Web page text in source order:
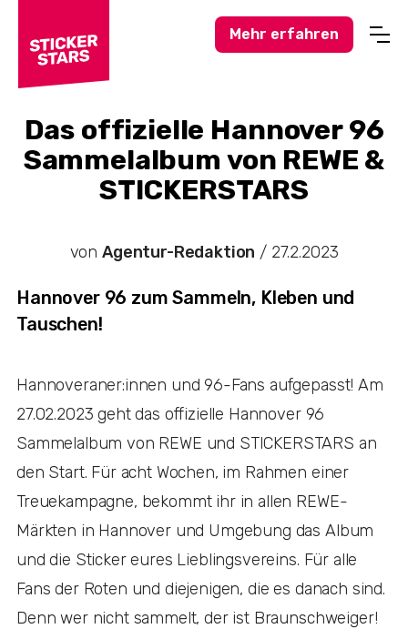
Amateursport
Feuerwehr-News
Karneval-Action
Hochzeitswelt
Stickerstars-News
Mehr erfahren
Das offizielle Hannover 96
Sammelalbum von REWE &
STICKERSTARS
von Agentur-Redaktion / 27.2.2023
Hannover 96 zum Sammeln, Kleben und
Tauschen!
Hannoveraner:innen und 96-Fans aufgepasst! Am
27.02.2023 geht das offizielle Hannover 96
Sammelalbum von REWE und STICKERSTARS an
den Start. Für acht Wochen, im Rahmen einer
Treuekampagne, bekommt ihr in allen REWE-
Märkten in Hannover und Umgebung das Album
und die Sticker eures Lieblingsvereins. Für alle
Fans der Roten und diejenigen, die es danach sind.
Denn wer nicht sammelt, der ist Braunschweiger!